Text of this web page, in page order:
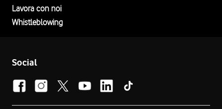
Lavora con noi
Whistleblowing
Social